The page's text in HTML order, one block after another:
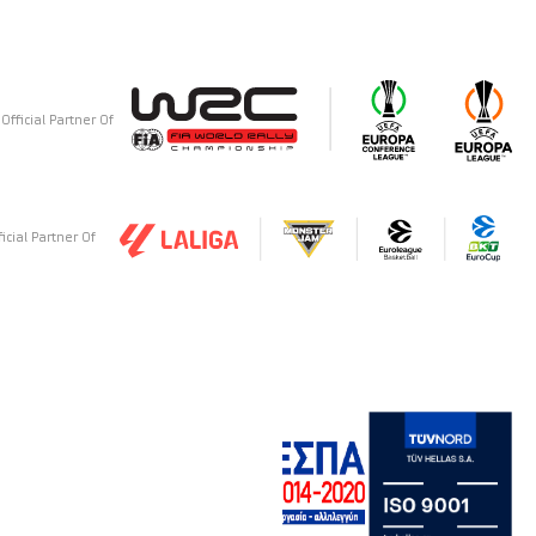
Official Partner Of
Partner Of